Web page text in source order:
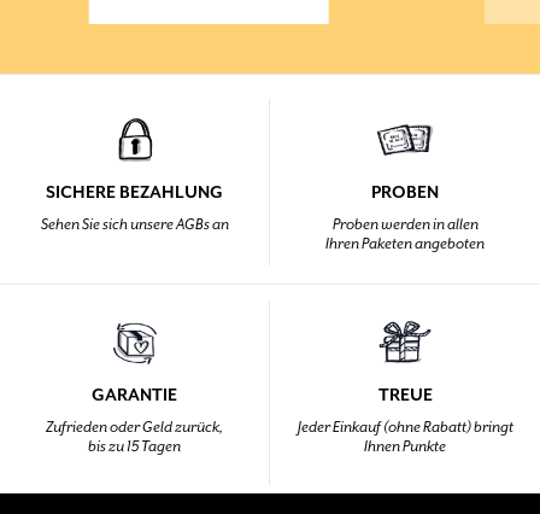
SICHERE BEZAHLUNG
Sehen Sie sich unsere AGBs an
PROBEN
Proben werden in allen
Ihren Paketen angeboten
GARANTIE
Zufrieden oder Geld zurück,
bis zu 15 Tagen
TREUE
Jeder Einkauf (ohne Rabatt) bringt
Ihnen Punkte